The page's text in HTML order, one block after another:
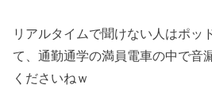
リアルタイムで聞けない人はポッ
て、通勤通学の満員電車の中で音
くださいねｗ